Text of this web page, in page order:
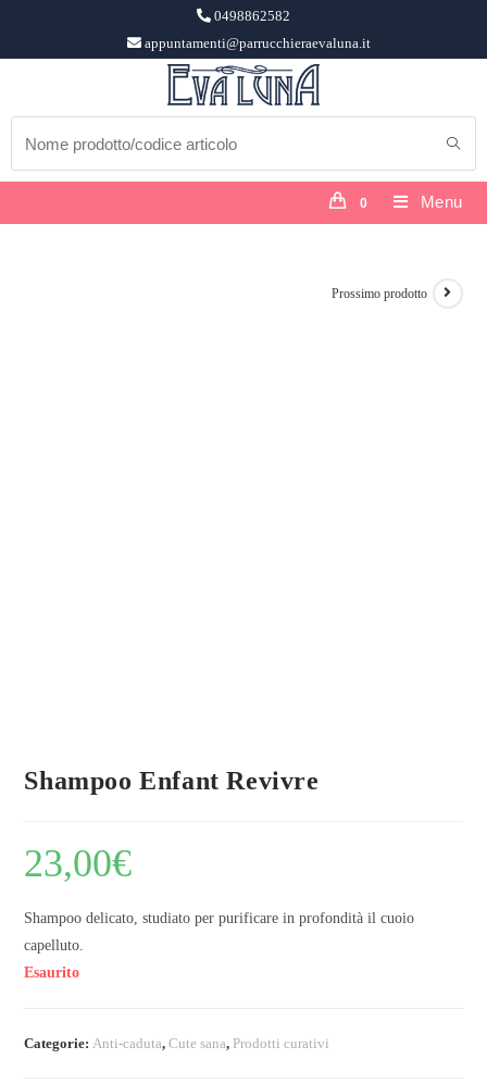
0498862582
appuntamenti@parrucchieraevaluna.it
0 Menu
Prossimo prodotto
Shampoo Enfant Revivre
23,00€
Shampoo delicato, studiato per purificare in profondità il cuoio
capelluto.
Esaurito
Categorie:Anti-caduta,Cute sana, Prodotti curativi